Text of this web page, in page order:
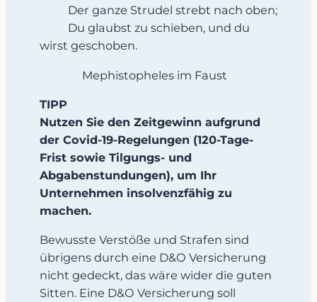
Der ganze Strudel strebt nach oben;
Du glaubst zu schieben, und du
wirst geschoben.
Mephistopheles im Faust
TIPP
Nutzen Sie den Zeitgewinn aufgrund
der Covid-19-Regelungen (120-Tage-
Frist sowie Tilgungs- und
Abgabenstundungen), um Ihr
Unternehmen insolvenzfähig zu
machen.
Bewusste Verstöße und Strafen sind
übrigens durch eine D&O Versicherung
nicht gedeckt, das wäre wider die guten
Sitten. Eine D&O Versicherung soll